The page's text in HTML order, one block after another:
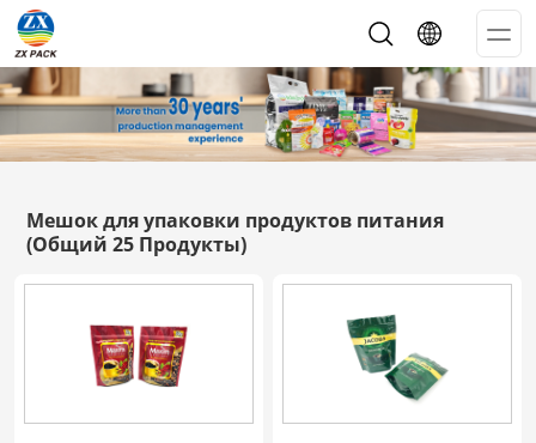
Мешок для упаковки продуктов питания
(Общий 25 Продукты)